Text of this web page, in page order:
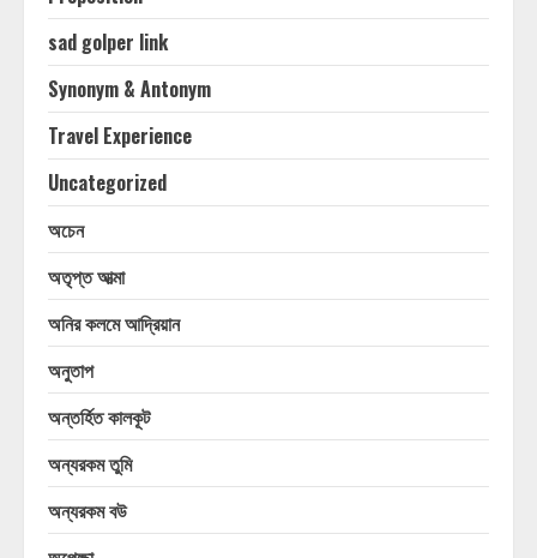
sad golper link
Synonym & Antonym
Travel Experience
Uncategorized
অচেন
অতৃপ্ত আত্মা
অনির কলমে আদ্রিয়ান
অনুতাপ
অন্তর্হিত কালকূট
অন্যরকম তুমি
অন্যরকম বউ